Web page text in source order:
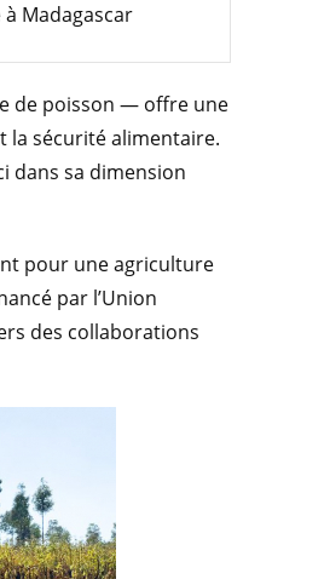
Madagascar
de poisson — offre une
la sécurité alimentaire.
dans sa dimension
pour une agriculture
par l’Union
des collaborations